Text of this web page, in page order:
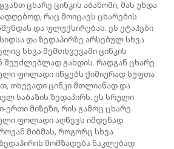
ცხარე ცინკის აბანოში, მას უნდა
რაც მოიცავს ცხარების
და ფლუქსირებას. ეს ეტაპები
და ზედაპირზე არსებულ სხვა
სხვა შემთხვევაში ცინკის
შეუძლებლად გახდის. რადგან ცხარე
ფოლადი იწყებს ქიმიურად სუფთა
თხევადი ცინკი მთლიანად და
საბაზის ზედაპირს. ეს სრული
ერთი მიზეზი, რის გამოც ცხარე
ფოლადი აღწევს იმდენად
მიბმას, როგორც სხვა
მომზადება ნაკლებად